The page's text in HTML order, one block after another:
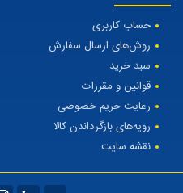
حساب کاربری
روش‌های ارسال سفارش
سبد خرید
قوانین و مقررات
رعایت حریم خصوصی
رویه‌های بازگرداندن کالا
نقشه سایت